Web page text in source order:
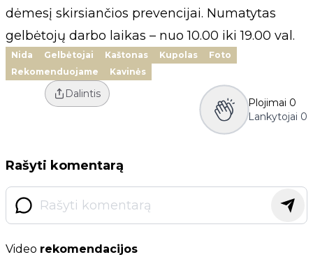
dėmesį skirsiančios prevencijai. Numatytas
gelbėtojų darbo laikas – nuo 10.00 iki 19.00 val.
Nida Gelbėtojai Kaštonas Kupolas
Foto
Rekomenduojame
Kavinės
Dalintis
Plojimai 0
Lankytojai 0
Rašyti komentarą
Video rekomendacijos